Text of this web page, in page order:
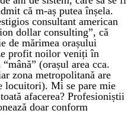
că m-aș putea înșela.
consultant american
dollar consulting”, că
de mărimea orașului
profit noilor veniți în
(orașul area cca.
zona metropolitană are
locuitori). Mi se pare mie
afacerea? Profesioniștii
doar conform